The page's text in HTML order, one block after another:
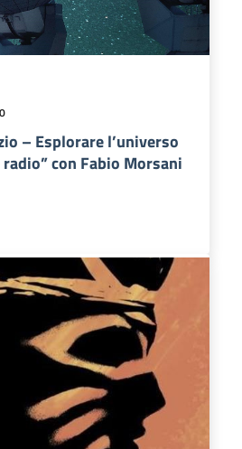
– Esplorare l’universo
con Fabio Morsani